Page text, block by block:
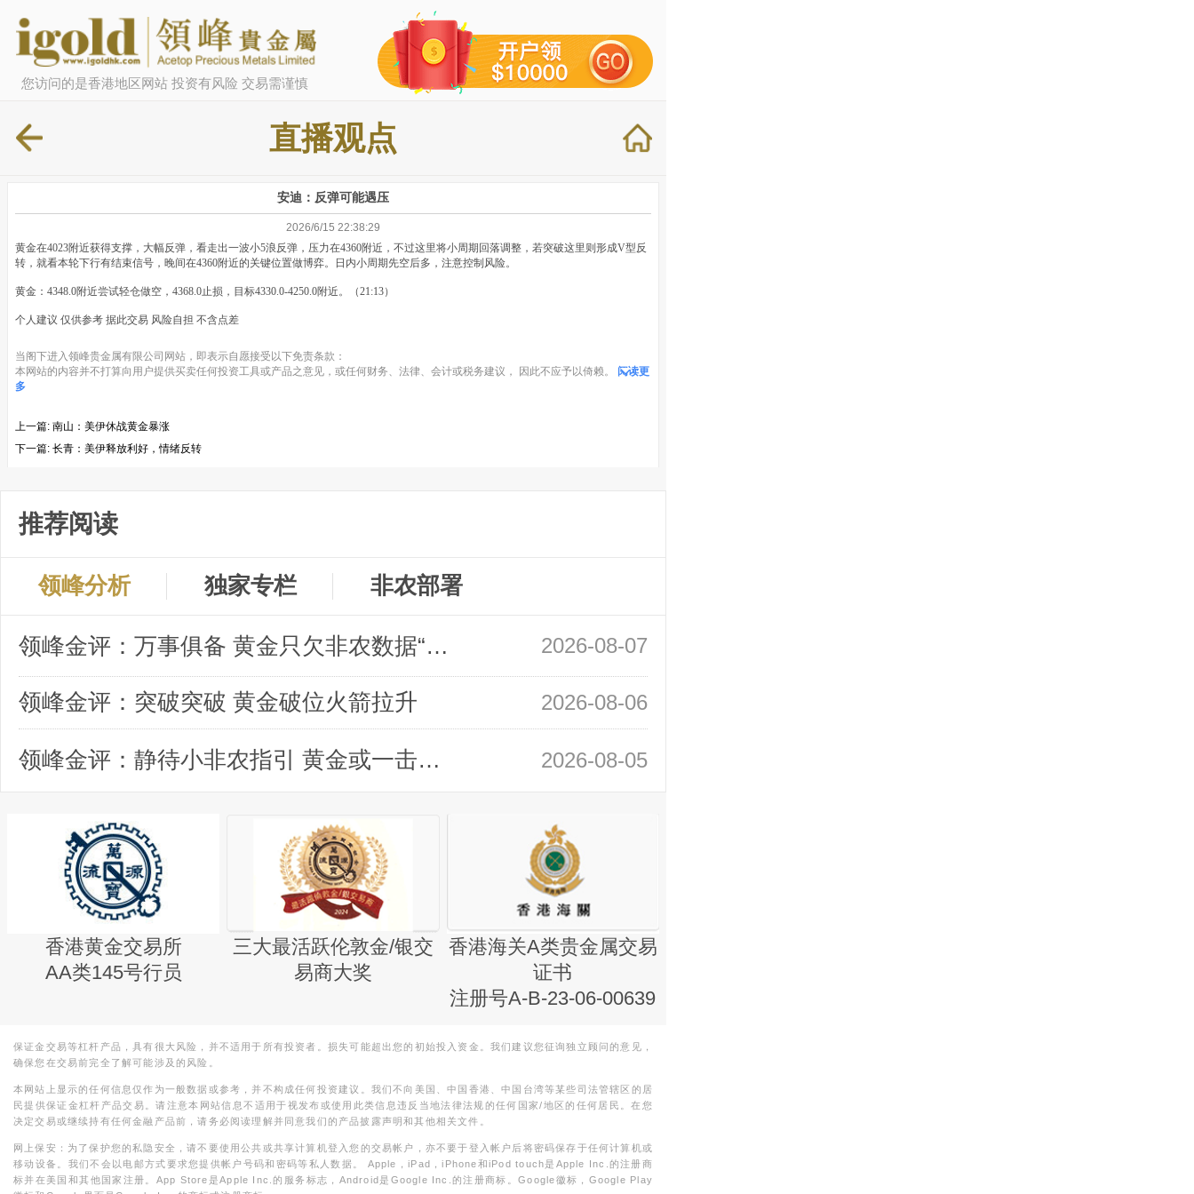
您访问的是香港地区网站 投资有风险 交易需谨慎
直播观点
安迪：反弹可能遇压
2026/6/15 22:38:29
黄金在4023附近获得支撑，大幅反弹，看走出一波小5浪反弹，压力在4360附近，不过这里将小周期回落调整，若突破这里则形成V型反
转，就看本轮下行有结束信号，晚间在4360附近的关键位置做博弈。日内小周期先空后多，注意控制风险。
黄金：4348.0附近尝试轻仓做空，4368.0止损，目标4330.0-4250.0附近。（21:13）
个人建议 仅供参考 据此交易 风险自担 不含点差
当阁下进入领峰贵金属有限公司网站，即表示自愿接受以下免责条款：
本网站的内容并不打算向用户提供买卖任何投资工具或产品之意见，或任何财务、法律、会计或税务建议， 因此不应予以倚赖。
阅读更
多
上一篇: 南山：美伊休战黄金暴涨
下一篇: 长青：美伊释放利好，情绪反转
推荐阅读
领峰分析 独家专栏 非农部署
领峰金评：万事俱备 黄金只欠非农数据“东风” 2026-08-07
领峰金评：突破突破 黄金破位火箭拉升 2026-08-06
领峰金评：静待小非农指引 黄金或一击破局 2026-08-05
香港黄金交易所
AA类145号行员
三大最活跃伦敦金/银交
易商大奖
香港海关A类贵金属交易
证书
注册号A-B-23-06-00639
保证金交易等杠杆产品，具有很大风险，并不适用于所有投资者。损失可能超出您的初始投入资金。我们建议您征询独立顾问的意见，
确保您在交易前完全了解可能涉及的风险。
本网站上显示的任何信息仅作为一般数据或参考，并不构成任何投资建议。我们不向美国、中国香港、中国台湾等某些司法管辖区的居
民提供保证金杠杆产品交易。请注意本网站信息不适用于视发布或使用此类信息违反当地法律法规的任何国家/地区的任何居民。在您
决定交易或继续持有任何金融产品前，请务必阅读理解并同意我们的产品披露声明和其他相关文件。
网上保安：为了保护您的私隐安全，请不要使用公共或共享计算机登入您的交易帐户，亦不要于登入帐户后将密码保存于任何计算机或
移动设备。我们不会以电邮方式要求您提供帐户号码和密码等私人数据。 Apple，iPad，iPhone和iPod touch是Apple Inc.的注册商
标并在美国和其他国家注册。App Store是Apple Inc.的服务标志，Android是Google Inc.的注册商标。Google徽标，Google Play